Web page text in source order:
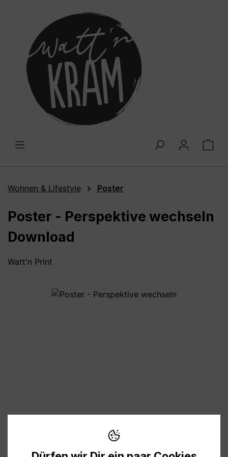
Wohnen & Lifestyle Poster
Poster - Perspektive wechseln
Download
Watt'n Print
Bildergalerie überspringen
Preise inkl. MwSt. zzgl. Versandkosten